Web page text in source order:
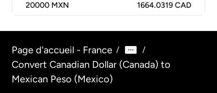
20000 MXN 1664.0319 CAD
Page d'accueil - France / /
Convert Canadian Dollar (Canada) to
Mexican Peso (Mexico)